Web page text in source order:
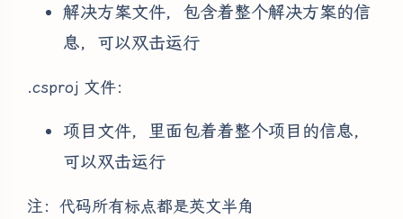
解决方案文件，包含着整个解决方案的信
息，可以双击运行
.csproj 文件：
项目文件，里面包着着整个项目的信息，
可以双击运行
注：代码所有标点都是英文半角